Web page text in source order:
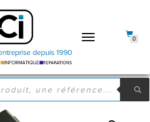
DÉPLIER
0